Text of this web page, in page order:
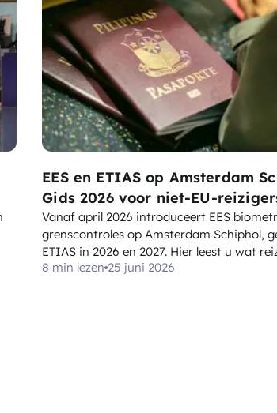
EES en ETIAS op Amsterdam
Gids 2026 voor niet-EU-
Vanaf april 2026 introduceert EES
grenscontroles op Amsterdam Schiphol,
ETIAS in 2026 en 2027. Hier leest u wat
buiten de EU moeten weten en doen
8 min lezen 25 juni 2026